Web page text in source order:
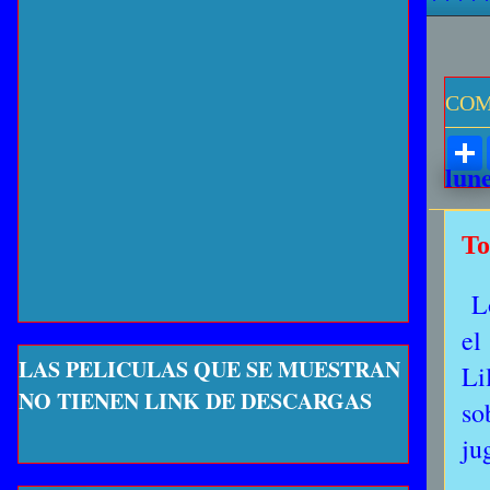
r
el
LAS PELICULAS QUE SE MUESTRAN
NO TIENEN LINK DE DESCARGAS